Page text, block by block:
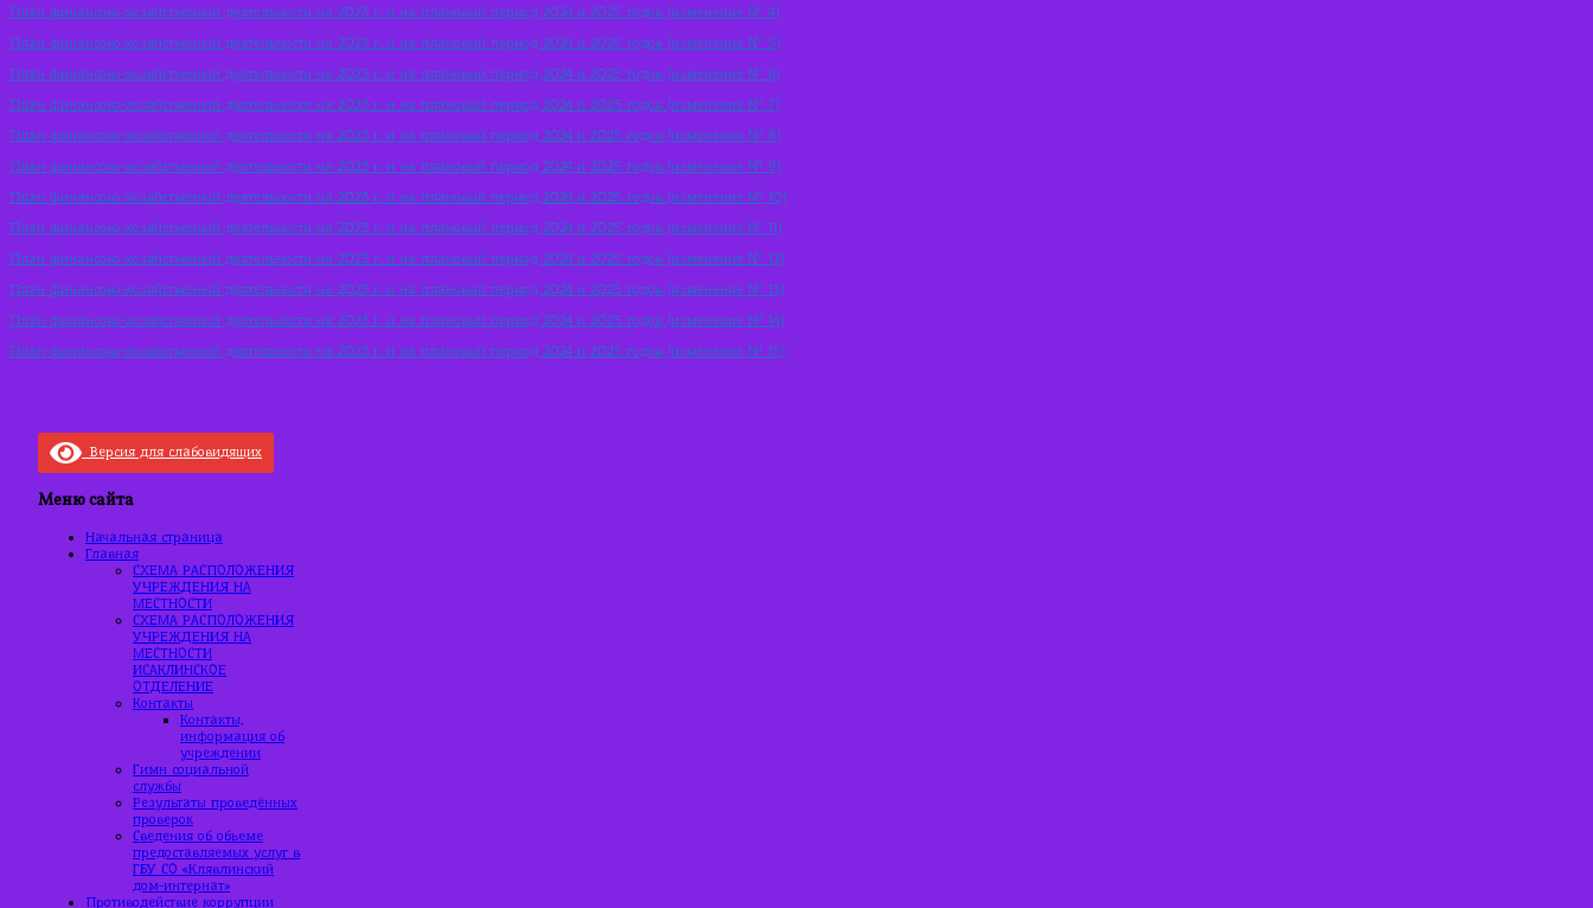
План финансово-хозяйственной деятельности на 2023 г. и на плановый период 2024 и 2025 годов (изменение № 4)
План финансово-хозяйственной деятельности на 2023 г. и на плановый период 2024 и 2025 годов (изменение № 5)
План финансово-хозяйственной деятельности на 2023 г. и на плановый период 2024 и 2025 годов (изменение № 6)
План финансово-хозяйственной деятельности на 2023 г. и на плановый период 2024 и 2025 годов (изменение № 7)
План финансово-хозяйственной деятельности на 2023 г. и на плановый период 2024 и 2025 годов (изменение № 8)
План финансово-хозяйственной деятельности на 2023 г. и на плановый период 2024 и 2025 годов (изменение № 9)
План финансово-хозяйственной деятельности на 2023 г. и на плановый период 2024 и 2025 годов (изменение № 10)
План финансово-хозяйственной деятельности на 2023 г. и на плановый период 2024 и 2025 годов (изменение № 11)
План финансово-хозяйственной деятельности на 2023 г. и на плановый период 2024 и 2025 годов (изменение № 12)
План финансово-хозяйственной деятельности на 2023 г. и на плановый период 2024 и 2025 годов (изменение № 13)
План финансово-хозяйственной деятельности на 2023 г. и на плановый период 2024 и 2025 годов (изменение № 14)
План финансово-хозяйственной деятельности на 2023 г. и на плановый период 2024 и 2025 годов (изменение № 15)
Версия для слабовидящих
Меню сайта
Начальная страница
Главная
СХЕМА РАСПОЛОЖЕНИЯ
УЧРЕЖДЕНИЯ НА
МЕСТНОСТИ
СХЕМА РАСПОЛОЖЕНИЯ
УЧРЕЖДЕНИЯ НА
МЕСТНОСТИ
ИСАКЛИНСКОЕ
ОТДЕЛЕНИЕ
Контакты
Контакты,
информация об
учреждении
Гимн социальной
службы
Результаты проведённых
проверок
Сведения об объеме
предоставляемых услуг в
ГБУ СО «Клявлинский
дом-интернат»
Противодействие коррупции